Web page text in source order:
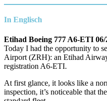
In Englisch
Etihad Boeing 777 A6-ETI 06/
Today I had the opportunity to
Airport (ZRH): an Etihad
registration A6-ETI.
At first glance, it looks like a
inspection, it’s noticeable that